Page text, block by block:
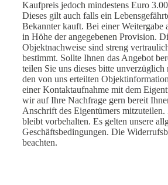
Kaufpreis jedoch mindestens Euro
Dieses gilt auch falls ein
Bekannter kauft. Bei einer Weitergabe
in Höhe der angegebenen Provision.
Objektnachweise sind streng
bestimmt. Sollte Ihnen das Angebot
teilen Sie uns dieses bitte unverzüglich
den von uns erteilten
einer Kontaktaufnahme mit dem
wir auf Ihre Nachfrage gern bereit
Anschrift des Eigentümers
bleibt vorbehalten. Es gelten unsere
Geschäftsbedingungen. Die
beachten.